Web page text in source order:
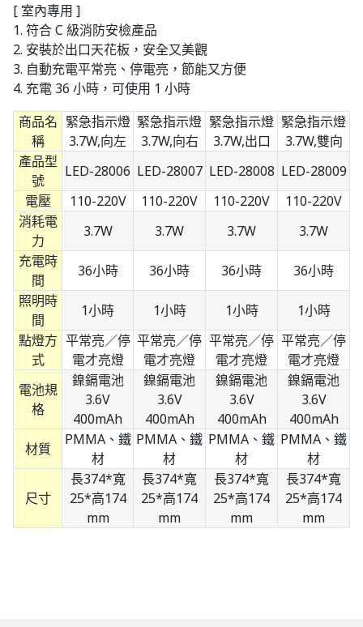
[ 室內專用 ]
1. 符合 C 級消防安檢產品
2. 安裝於出口天花板，安全又美觀
3. 自動充電平常亮、停電亮，節能又方便
4. 充電 36 小時，可使用 1 小時
商品名
稱
緊急指示燈
3.7W,向左
緊急指示燈
3.7W,向右
緊急指示燈
3.7W,出口
緊急指示燈
3.7W,雙向
產品型
號
LED-28006 LED-28007 LED-28008 LED-28009
電壓
110-220V 110-220V 110-220V
110-220V
消耗電
力
3.7W 3.7W 3.7W
3.7W
充電時
間
36小時 36小時 36小時
36小時
照明時
間
1小時 1小時 1小時
1小時
點燈方
式
平常亮／停
電才亮燈
平常亮／停
電才亮燈
平常亮／停
電才亮燈
平常亮／停
電才亮燈
電池規
格
鎳鎘電池
3.6V
400mAh
鎳鎘電池
3.6V
400mAh
鎳鎘電池
3.6V
400mAh
鎳鎘電池
3.6V
400mAh
材質
PMMA、鐵
材
PMMA、鐵
材
PMMA、鐵
材
PMMA、鐵
材
尺寸
長374*寬
25*高174
mm
長374*寬
25*高174
mm
長374*寬
25*高174
mm
長374*寬
25*高174
mm